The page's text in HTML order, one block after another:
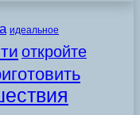
идеальное
откройте